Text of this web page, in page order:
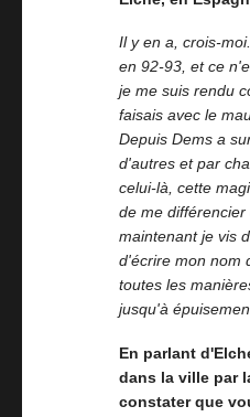
Il y en a, crois-
en 92-93, et ce
je me suis rendu
faisais avec le
Depuis Dems a
d'autres et par
celui-là, cette
de me
maintenant je vis
d'écrire mon nom
toutes les
jusqu'à
En parlant
dans la ville par
constater que